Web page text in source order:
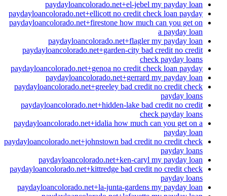
paydayloancolorado.net+el-jebel my payday loan
paydayloancolorado.net+ellicott no credit check loan payday
paydayloancolorado.net+firestone how much can you get on
a payday loan
paydayloancolorado.net+flagler my payday loan
paydayloancolorado.net+garden-city bad credit no credit
check payday loans
paydayloancolorado.net+genoa no credit check loan payday
paydayloancolorado.net+gerrard my payday loan
paydayloancolorado.net+greeley bad credit no credit check
payday loans
paydayloancolorado.net+hidden-lake bad credit no credit
check payday loans
paydayloancolorado.net+idalia how much can you get on a
payday loan
paydayloancolorado.net+johnstown bad credit no credit check
payday loans
paydayloancolorado.net+ken-caryl my payday loan
paydayloancolorado.net+kittredge bad credit no credit check
payday loans
paydayloancolorado.net+la-junta-gardens my payday loan